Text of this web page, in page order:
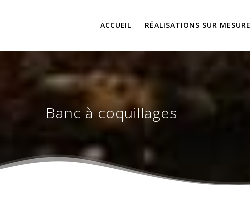
ACCUEIL RÉALISATIONS SUR MESURE
Banc à coquillages